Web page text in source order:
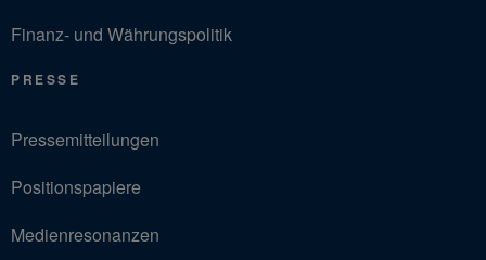
Finanz- und Währungspolitik
PRESSE
Pressemitteilungen
Positionspapiere
Medienresonanzen